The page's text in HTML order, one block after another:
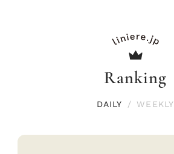
Ranking
DAILY / WEEKLY